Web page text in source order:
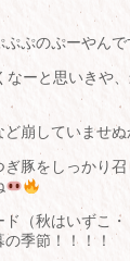
ぷのぷーやんで
なーと思いきや
崩していませぬ
豚をしっかり
（秋はいずこ・
の季節！！！！